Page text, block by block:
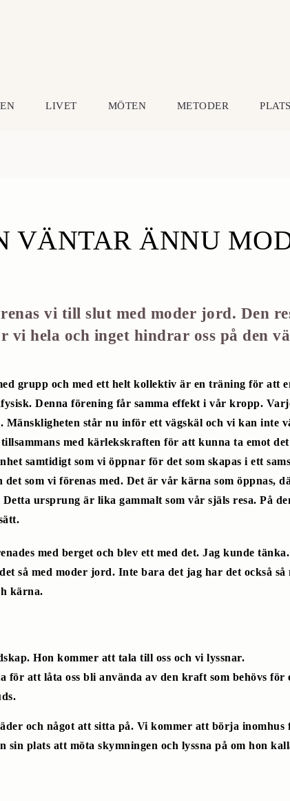
LIVET MÖTEN METODER
VÄNTAR ÄNNU
vi till slut med moder jord. Den
vi hela och inget hindrar oss på den
grupp och med ett helt kollektiv är en träning för att
Denna förening får samma effekt i vår kropp.
står nu inför ett vägskäl och vi kan inte
med kärlekskraften för att kunna ta emot
samtidigt som vi öppnar för det som skapas i ett
det som vi förenas med. Det är vår kärna som
ursprung är lika gammalt som vår själs resa. På
med berget och blev ett med det. Jag kunde
så med moder jord. Inte bara det jag har det också
kärna.
Hon kommer att tala till oss och vi lyssnar.
för att låta oss bli använda av den kraft som behövs för
och något att sitta på. Vi kommer att börja
sin plats att möta skymningen och lyssna på om hon